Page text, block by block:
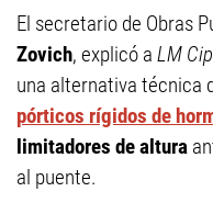
El secretario de Obras
Zovich, explicó a LM
una alternativa técnica
pórticos rígidos de
limitadores de altura
al puente.